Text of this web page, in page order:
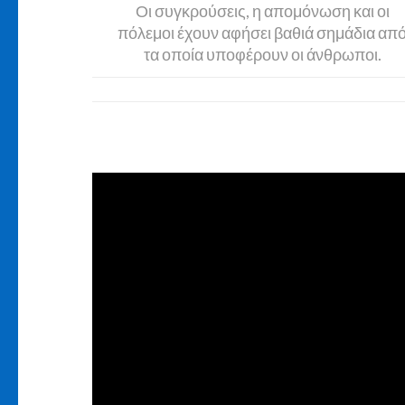
Οι συγκρούσεις, η απομόνωση και οι
πόλεμοι έχουν αφήσει βαθιά σημάδια
τα οποία υποφέρουν οι άνθρωποι.